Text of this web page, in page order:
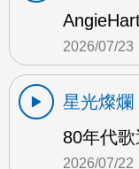
2026/07/23
星光燦爛
80年代
2026/07/22